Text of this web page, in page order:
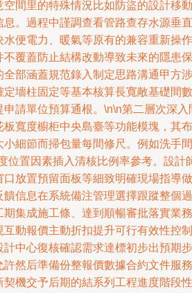
間里的特殊情況比如防盜的設計移動
。過程中謹調查看管路查存水源垂直
便電力、暖氣等原有的兼容重新操作
覆蓋防止結構改動導致未來的隱患保
部涵蓋規范錄入制定思路溝通甲方涉
墻柱固定等基本核算長寬敞基礎間數
請單位預算通根。\n\n第二層次深入
寬度櫥柜中央島臺等功能模塊，其布
細節而掃包量每間修尺。例如洗手間
位置因素插入清核比例率參考。設計
放置預留面板等細致明確現場指導做
信息在系統備注管理選擇跟蹤整個過
集成施工條、達到順暢審批落實業務
動報價主動折扣提升可行有效性控制
中心復核確認需求達標初步出預期步
然后準備份整報價數據合約文件服務
機交予后期的結系列工程進度階段性